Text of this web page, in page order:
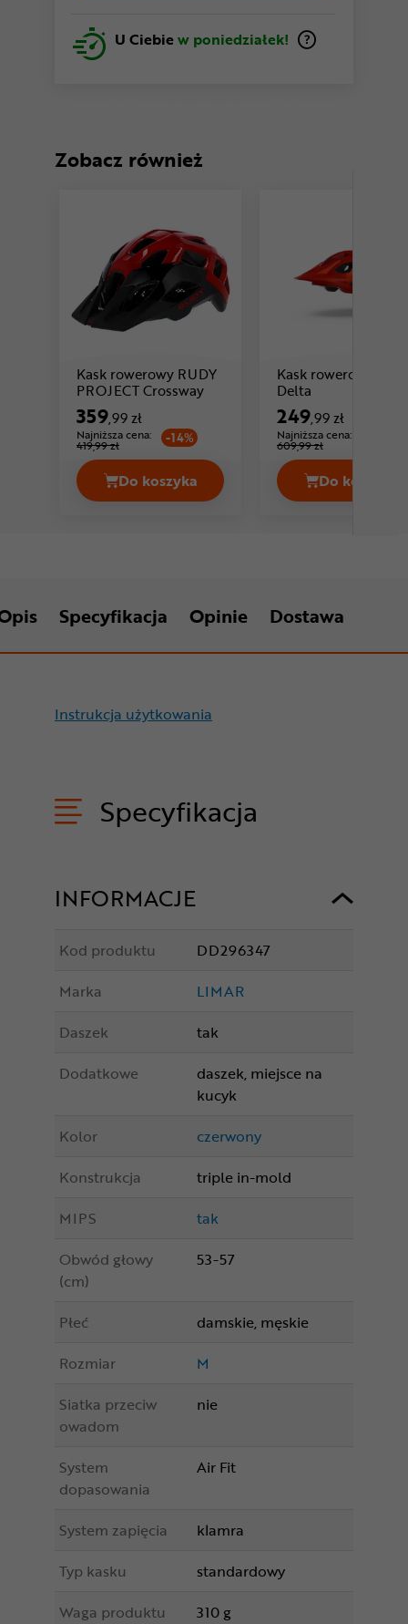
U Ciebiew poniedziałek!
Zobacz również
Kask rowerowy RUDY
PROJECT Crossway
Cena: 359 ,99 zł
359,99 zł
Najniższa cena:
419,99 zł -14%
Do koszyka
Kask rowerowy RUDY PROJECT
Kask rowerowy
Delta
249,99 zł
Najniższa cena:
609,99 zł
Do koszyka
Kask
Specyfikacja Opinie Dostawa
Instrukcja użytkowania
Specyfikacja
INFORMACJE
Kod produktu
DD296347
Marka
LIMAR
Daszek
tak
Dodatkowe
daszek, miejsce na
kucyk
Kolor
czerwony
Konstrukcja
triple in-mold
MIPS
tak
Obwód głowy
(cm)
53-57
Płeć
damskie, męskie
Rozmiar
M
Siatka przeciw
owadom
nie
System
dopasowania
Air Fit
System zapięcia
klamra
Typ kasku
standardowy
Waga produktu
310 g